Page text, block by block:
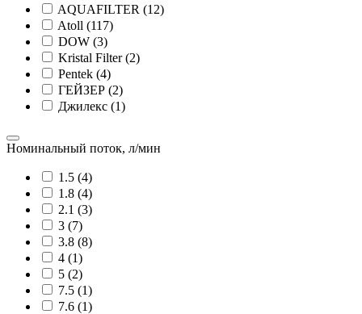
AQUAFILTER (12)
Atoll (117)
DOW (3)
Kristal Filter (2)
Pentek (4)
ГЕЙЗЕР (2)
Джилекс (1)
Номинальный поток, л/мин
1.5 (4)
1.8 (4)
2.1 (3)
3 (7)
3.8 (8)
4 (1)
5 (2)
7.5 (1)
7.6 (1)